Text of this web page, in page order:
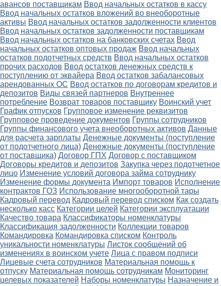
авансов поставщикам Ввод начальных остатков в кассу
Ввод начальных остатков вложений во внеоборотные
активы Ввод начальных остатков задолженности клиентов
Ввод начальных остатков задолженности поставщикам
Ввод начальных остатков на банковских счетах Ввод
начальных остатков оптовых продаж Ввод начальных
остатков подотчетных средств Ввод начальных остатков
прочих расходов Ввод остатков денежных средств к
поступлению от эквайера Ввод остатков забалансовых
арендованных ОС Ввод остатков по договорам кредитов и
депозитов Виды связей партнеров Внутреннее
потребление Возврат товаров поставщику Воинский учет
График отпусков Групповое изменение реквизитов
Групповое проведение документов Группы сотрудников
Группы финансового учета внеоборотных активов Данные
для расчета зарплаты Денежные документы (поступление
от подотчетного лица) Денежные документы (поступление
от поставщика) Договор ГПХ Договор с поставщиком
Договоры кредитов и депозитов Закупка через подотчетное
лицо Изменение условий договора займа сотруднику
Изменение формы документа Импорт товаров Исполнение
контрактов ГОЗ Использование многооборотной тары
Кадровый перевод Кадровый перевод списком Как создать
несколько касс Категории целей Категории эксплуатации
Качество товара Классификаторы номенклатуры
Классификация задолженности Коллекции товаров
Командировка Командировка списком Контроль
уникальности номенклатуры Листок сообщений об
изменениях в воинском учете Лица с правом подписи
Лицевые счета сотрудников Материальная помощь к
отпуску Материальная помощь сотрудникам Мониторинг
целевых показателей Наборы номенклатуры Назначение и